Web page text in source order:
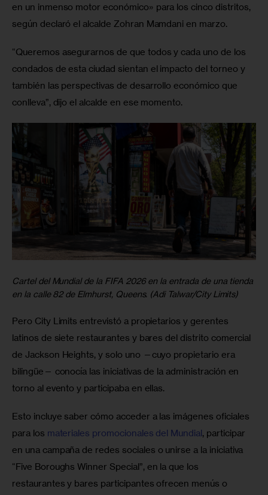
en un inmenso motor económico» para los cinco distritos,
según declaró el alcalde Zohran Mamdani en marzo.
“Queremos asegurarnos de que todos y cada uno de los
condados de esta ciudad sientan el impacto del torneo y
también las perspectivas de desarrollo económico que
conlleva”, dijo el alcalde en ese momento.
Cartel del Mundial de la FIFA 2026 en la entrada de una tienda
en la calle 82 de Elmhurst, Queens. (Adi Talwar/City Limits)
Pero City Limits entrevistó a propietarios y gerentes
latinos de siete restaurantes y bares del distrito comercial
de Jackson Heights, y solo uno —cuyo propietario era
bilingüe— conocía las iniciativas de la administración en
torno al evento y participaba en ellas.
Esto incluye saber cómo acceder a las imágenes oficiales
para los materiales promocionales del Mundial, participar
en una campaña de redes sociales o unirse a la iniciativa
“Five Boroughs Winner Special”, en la que los
restaurantes y bares participantes ofrecen menús o